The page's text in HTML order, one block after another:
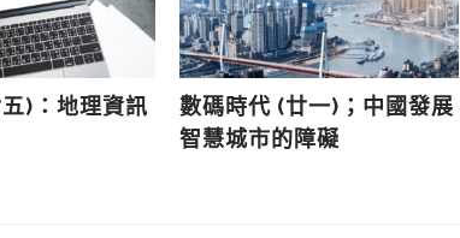
)：地理資訊
數碼時代 (廿一)；中國發展
智慧城市的障礙